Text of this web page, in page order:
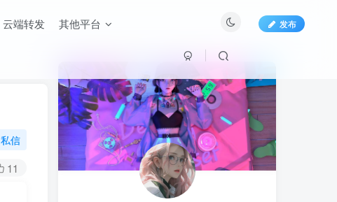
云端转发 其他平台 发布
私信
11